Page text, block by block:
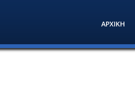
ΑΡΧΙΚΗ